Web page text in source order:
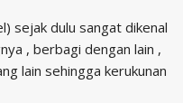
sejak dulu sangat dikenal
, berbagi dengan lain ,
lain sehingga kerukunan